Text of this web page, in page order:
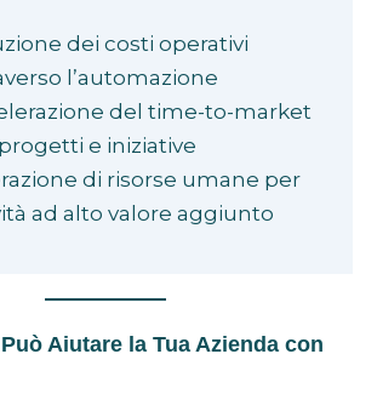
dei costi operativi
l’automazione
del time-to-market
e iniziative
di risorse umane per
ad alto valore aggiunto
Aiutare la Tua Azienda con